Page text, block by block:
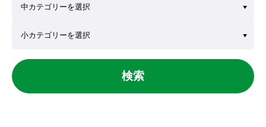
検索